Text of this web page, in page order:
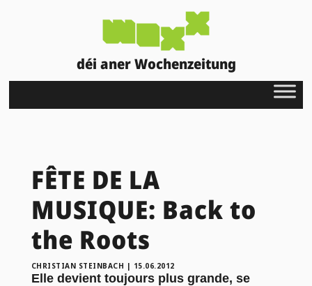
déi aner Wochenzeitung
FÊTE DE LA
MUSIQUE: Back to
the Roots
CHRISTIAN STEINBACH | 15.06.2012
Elle devient toujours plus grande, se